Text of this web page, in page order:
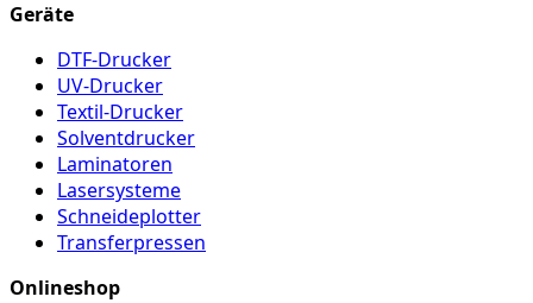
Geräte
DTF-Drucker
UV-Drucker
Textil-Drucker
Solventdrucker
Laminatoren
Lasersysteme
Schneideplotter
Transferpressen
Onlineshop